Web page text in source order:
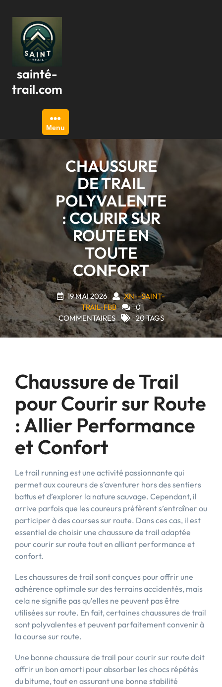
contenu
sainté-
trail.com
Menu
CHAUSSURE
DE TRAIL
POLYVALENTE
: COURIR SUR
ROUTE EN
TOUTE
CONFORT
19 MAI 2026
XN--SAINT-
TRAIL-FBB
0
COMMENTAIRES
20 TAGS
Chaussure de Trail
pour Courir sur Route
: Allier Performance
et Confort
Le trail running est une activité passionnante qui
permet aux coureurs de s’aventurer hors des sentiers
battus et d’explorer la nature sauvage. Cependant, il
arrive parfois que les coureurs préfèrent s’entraîner ou
participer à des courses sur route. Dans ces cas, il est
essentiel de choisir une chaussure de trail adaptée
pour courir sur route tout en alliant performance et
confort.
Les chaussures de trail sont conçues pour offrir une
adhérence optimale sur des terrains accidentés, mais
cela ne signifie pas qu’elles ne peuvent pas être
utilisées sur route. En fait, certaines chaussures de trail
sont polyvalentes et peuvent parfaitement convenir à
la course sur route.
Une bonne chaussure de trail pour courir sur route doit
offrir un bon amorti pour absorber les chocs répétés
du bitume, tout en assurant une bonne stabilité